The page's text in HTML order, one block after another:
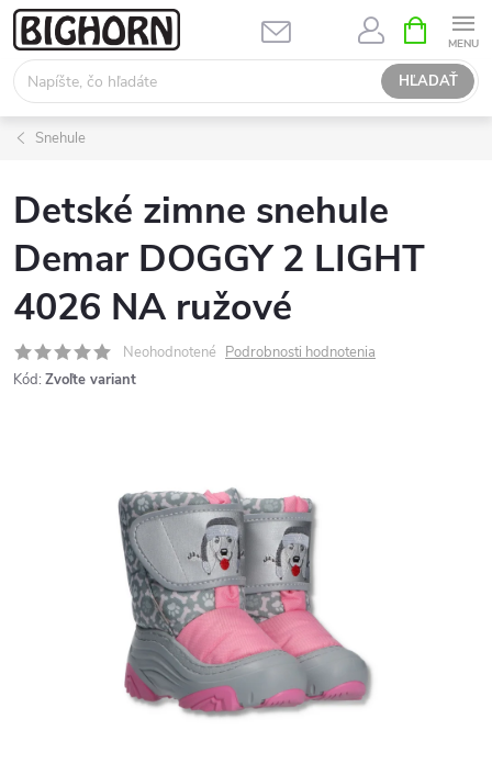
Prejsť
na
obsah
HĽADAŤ
KOŠÍK
Snehule
Detské zimne snehule
Demar DOGGY 2 LIGHT
4026 NA ružové
Neohodnotené Podrobnosti hodnotenia
Kód: Zvoľte variant